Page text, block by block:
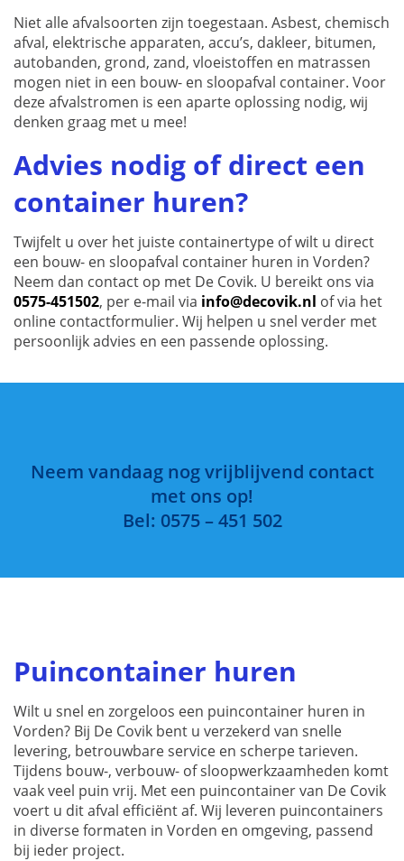
Niet alle afvalsoorten zijn toegestaan. Asbest, chemisch
afval, elektrische apparaten, accu’s, dakleer, bitumen,
autobanden, grond, zand, vloeistoffen en matrassen
mogen niet in een bouw- en sloopafval container. Voor
deze afvalstromen is een aparte oplossing nodig, wij
denken graag met u mee!
Advies nodig of direct een
container huren?
Twijfelt u over het juiste containertype of wilt u direct
een bouw- en sloopafval container huren in Vorden?
Neem dan contact op met De Covik. U bereikt ons via
0575-451502, per e-mail via info@decovik.nl of via het
online contactformulier. Wij helpen u snel verder met
persoonlijk advies en een passende oplossing.
Neem vandaag nog vrijblijvend contact
met ons op!
Bel: 0575 – 451 502
Puincontainer huren
Wilt u snel en zorgeloos een puincontainer huren in
Vorden? Bij De Covik bent u verzekerd van snelle
levering, betrouwbare service en scherpe tarieven.
Tijdens bouw-, verbouw- of sloopwerkzaamheden komt
vaak veel puin vrij. Met een puincontainer van De Covik
voert u dit afval efficiënt af. Wij leveren puincontainers
in diverse formaten in Vorden en omgeving, passend
bij ieder project.